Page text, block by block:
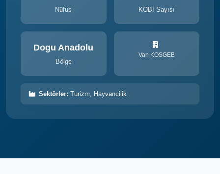
Nüfus KOBİ Sayısı
Dogu Anadolu
Bölge
Van KOSGEB
Sektörler: Turizm, Hayvancilik